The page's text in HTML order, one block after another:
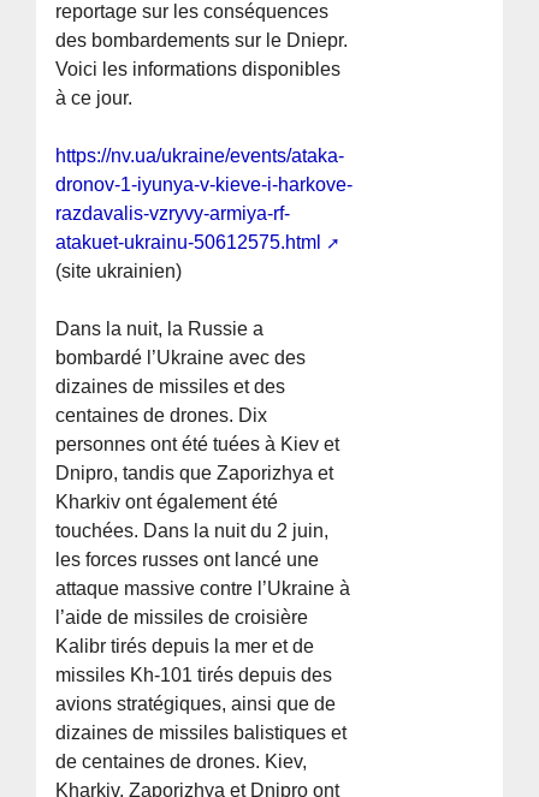
reportage sur les conséquences
des bombardements sur le Dniepr.
Voici les informations disponibles
à ce jour.
https://nv.ua/ukraine/events/ataka-
dronov-1-iyunya-v-kieve-i-harkove-
razdavalis-vzryvy-armiya-rf-
atakuet-ukrainu-50612575.html
(site ukrainien)
Dans la nuit, la Russie a
bombardé l’Ukraine avec des
dizaines de missiles et des
centaines de drones. Dix
personnes ont été tuées à Kiev et
Dnipro, tandis que Zaporizhya et
Kharkiv ont également été
touchées. Dans la nuit du 2 juin,
les forces russes ont lancé une
attaque massive contre l’Ukraine à
l’aide de missiles de croisière
Kalibr tirés depuis la mer et de
missiles Kh-101 tirés depuis des
avions stratégiques, ainsi que de
dizaines de missiles balistiques et
de centaines de drones. Kiev,
Kharkiv, Zaporizhya et Dnipro ont